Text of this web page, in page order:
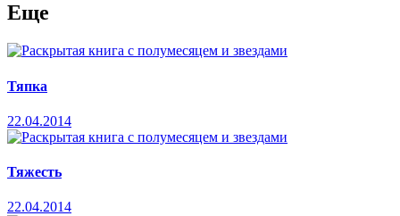
Еще
Тяпка
22.04.2014
Тяжесть
22.04.2014